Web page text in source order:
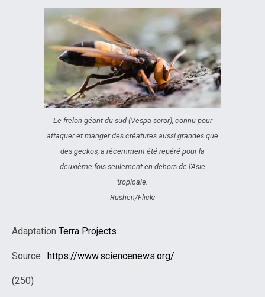
Le frelon géant du sud (Vespa soror), connu pour
attaquer et manger des créatures aussi grandes que
des geckos, a récemment été repéré pour la
deuxième fois seulement en dehors de l’Asie
tropicale.
Rushen/Flickr
Adaptation Terra Projects
Source : https://www.sciencenews.org/
(250)